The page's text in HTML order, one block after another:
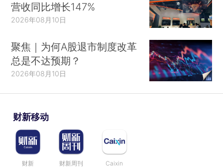
营收同比增长147%
2026年08月10日
聚焦｜为何A股退市制度改革
总是不达预期？
2026年08月10日
财新移动
财新 财新周刊 Caixin